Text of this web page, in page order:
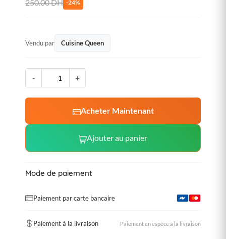
250.00 DH -24%
Vendu par Cuisine Queen
- +
Acheter Maintenant
Ajouter au panier
Mode de paiement
Paiement par carte bancaire
Paiement à la livraison Paiement en espèce à la livraison